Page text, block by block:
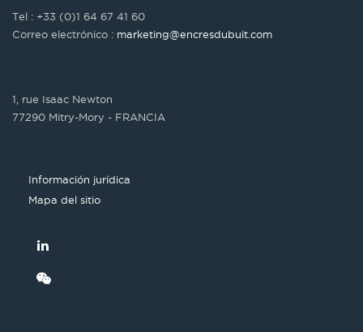
Tel : +33 (0)1 64 67 41 60
Correo electrónico : marketing@encresdubuit.com
1, rue Isaac Newton
77290 Mitry-Mory - FRANCIA
Información jurídica
Mapa del sitio